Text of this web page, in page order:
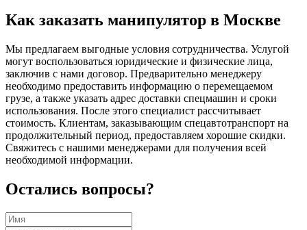
Как заказать манипулятор в Москве
Мы предлагаем выгодные условия сотрудничества. Услугой
могут воспользоваться юридические и физические лица,
заключив с нами договор. Предварительно менеджеру
необходимо предоставить информацию о перемещаемом
грузе, а также указать адрес доставки спецмашин и сроки
использования. После этого специалист рассчитывает
стоимость. Клиентам, заказывающим спецавтотранспорт на
продолжительный период, предоставляем хорошие скидки.
Свяжитесь с нашими менеджерами для получения всей
необходимой информации.
Остались вопросы?